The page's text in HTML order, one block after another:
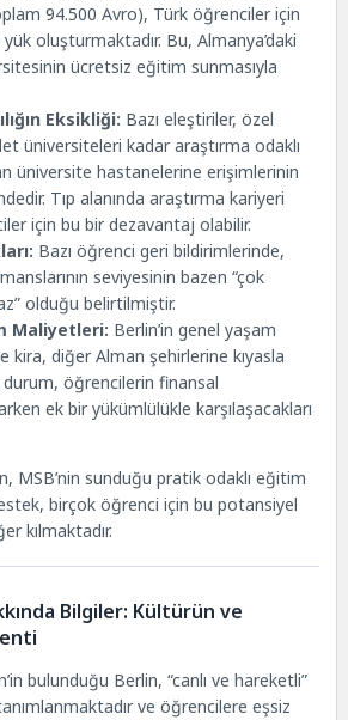
94.500 Avro), Türk öğrenciler için
oluşturmaktadır. Bu, Almanya’daki
ücretsiz eğitim sunmasıyla
Eksikliği: Bazı eleştiriler, özel
üniversiteleri kadar araştırma odaklı
üniversite hastanelerine erişimlerinin
Tıp alanında araştırma kariyeri
için bu bir dezavantaj olabilir.
Bazı öğrenci geri bildirimlerinde,
seviyesinin bazen “çok
olduğu belirtilmiştir.
Maliyetleri: Berlin’in genel yaşam
kira, diğer Alman şehirlerine kıyasla
öğrencilerin finansal
ek bir yükümlülükle karşılaşacakları
MSB’nin sunduğu pratik odaklı eğitim
birçok öğrenci için bu potansiyel
kılmaktadır.
Bilgiler: Kültürün ve
bulunduğu Berlin, “canlı ve hareketli”
ve öğrencilere eşsiz